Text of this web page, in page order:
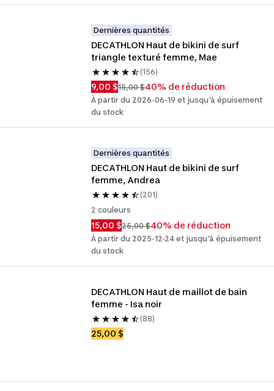
Dernières quantités
DECATHLON Haut de bikini de surf
triangle texturé femme, Mae
(156)
9,00 $15,00 $40% de réduction
À partir du 2026-06-19 et jusqu'à épuisement
du stock
Dernières quantités
DECATHLON Haut de bikini de surf
femme, Andrea
(201)
2 couleurs
15,00 $25,00 $40% de réduction
À partir du 2025-12-24 et jusqu'à épuisement
du stock
DECATHLON Haut de maillot de bain
femme - Isa noir
(88)
25,00 $